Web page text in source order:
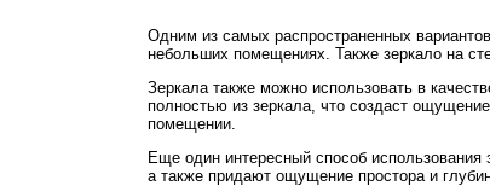
Одним из самых распространенных
небольших помещениях. Также зеркало на
Зеркала также можно использовать в
полностью из зеркала, что создаст
помещении.
Еще один интересный способ
а также придают ощущение простора и